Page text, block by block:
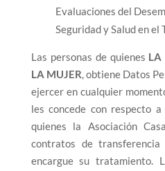
Evaluaciones del
Seguridad y Salud en
Las personas de quienes LA
LA MUJER, obtiene Datos
ejercer en cualquier
les concede con respecto
quienes la Asociación
contratos de
encargue su tratamiento.